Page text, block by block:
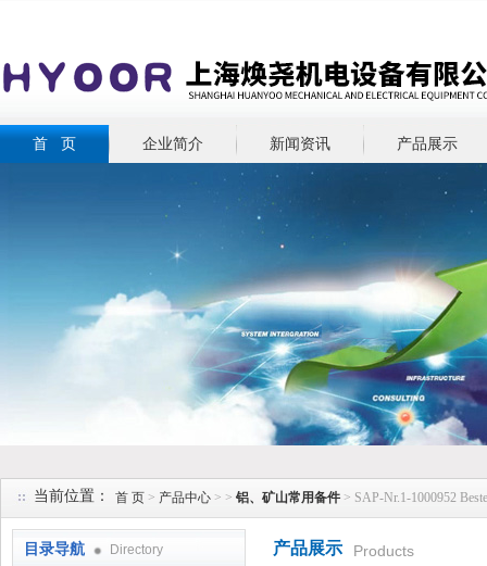
首 页 企业简介 新闻资讯 产品展示
当前位置： 首 页 > 产品中心 > > 铝、矿山常用备件 > SAP-Nr.1-1000952
目录导航 Directory 产品展示 Products